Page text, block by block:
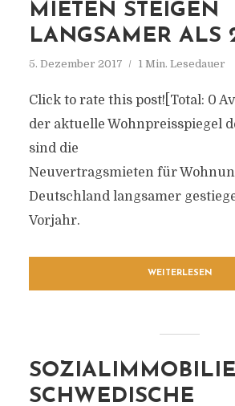
MIETEN STEIGEN
LANGSAMER ALS
5. Dezember 2017 1 Min. Lesedauer
Click to rate this post![Total: 0
der aktuelle Wohnpreisspiegel
sind die
Neuvertragsmieten für
Deutschland langsamer
Vorjahr.
WEITERLESEN
SCHWEDISCHE